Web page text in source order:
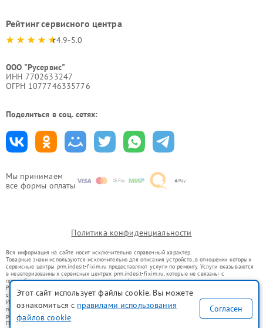
Мы принимаем
все формы оплаты
Рейтинг сервисного центра
4.9-5.0
ООО "Русервис"
ИНН 7702633247
ОГРН 1077746335776
Поделиться в соц. сетях:
Политика конфиденциальности
Вся информация на сайте носит исключительно справочный характер.
Товарные знаки используются исключительно для описания устройств, в отношении которых
сервисные центры prm.indesit-fixim.ru предоставляют услуги по ремонту. Услуги оказываются
в неавторизованных сервисных центрах prm.indesit-fixim.ru, которые не связаны с
правообладателями товарных знаков или их официальными представителями.
Ремонт осуществляется для устройств, уже введенных в гражданский оборот в соответствии
со статьей 1487 ГК РФ.
Использование товарных знаков не преследует цели индивидуализации услуг или введения
потребителей в заблуждение, а служит для информирования о предоставляемых услугах по
ремонту техники указанных брендов.
Представленная на сайте информация не является публичной офертой, определяемой
Этот сайт использует файлы cookie. Вы можете
ознакомиться с правилами использования
файлов cookie
Согласен